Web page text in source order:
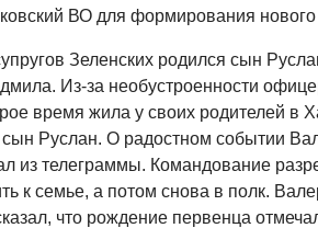
ВО для формирования нового
Зеленских родился сын
Из-за необустроенности
время жила у своих родителей в
Руслан. О радостном событии
из телеграммы. Командование
к семье, а потом снова в полк.
что рождение первенца